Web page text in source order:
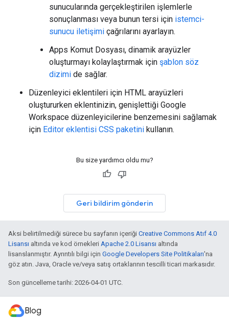
sunucularında gerçekleştirilen işlemlerle
sonuçlanması veya bunun tersi için istemci-
sunucu iletişimi çağrılarını ayarlayın.
Apps Komut Dosyası, dinamik arayüzler
oluşturmayı kolaylaştırmak için şablon söz
dizimi de sağlar.
Düzenleyici eklentileri için HTML arayüzleri
oluştururken eklentinizin, genişlettiği Google
Workspace düzenleyicilerine benzemesini sağlamak
için Editor eklentisi CSS paketini kullanın.
Bu size yardımcı oldu mu?
Geri bildirim gönderin
Aksi belirtilmediği sürece bu sayfanın içeriği Creative Commons Atıf 4.0
Lisansı altında ve kod örnekleri Apache 2.0 Lisansı altında
lisanslanmıştır. Ayrıntılı bilgi için Google Developers Site Politikaları'na
göz atın. Java, Oracle ve/veya satış ortaklarının tescilli ticari markasıdır.
Son güncelleme tarihi: 2026-04-01 UTC.
Blog